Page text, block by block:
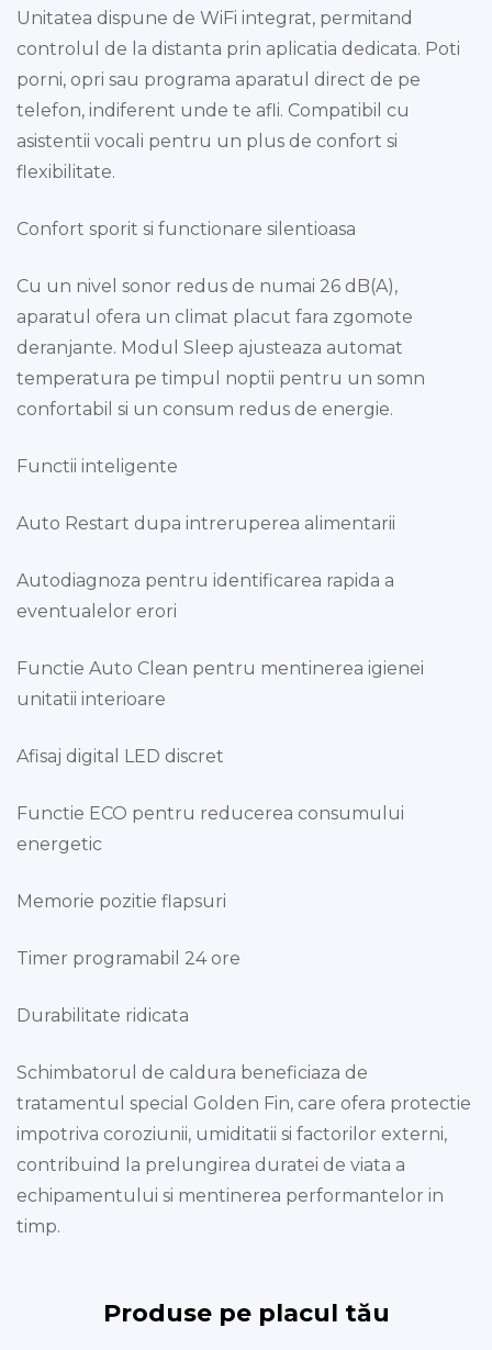
Unitatea dispune de WiFi integrat, permitand
controlul de la distanta prin aplicatia dedicata. Poti
porni, opri sau programa aparatul direct de pe
telefon, indiferent unde te afli. Compatibil cu
asistentii vocali pentru un plus de confort si
flexibilitate.
Confort sporit si functionare silentioasa
Cu un nivel sonor redus de numai 26 dB(A),
aparatul ofera un climat placut fara zgomote
deranjante. Modul Sleep ajusteaza automat
temperatura pe timpul noptii pentru un somn
confortabil si un consum redus de energie.
Functii inteligente
Auto Restart dupa intreruperea alimentarii
Autodiagnoza pentru identificarea rapida a
eventualelor erori
Functie Auto Clean pentru mentinerea igienei
unitatii interioare
Afisaj digital LED discret
Functie ECO pentru reducerea consumului
energetic
Memorie pozitie flapsuri
Timer programabil 24 ore
Durabilitate ridicata
Schimbatorul de caldura beneficiaza de
tratamentul special Golden Fin, care ofera protectie
impotriva coroziunii, umiditatii si factorilor externi,
contribuind la prelungirea duratei de viata a
echipamentului si mentinerea performantelor in
timp.
Produse pe placul tău